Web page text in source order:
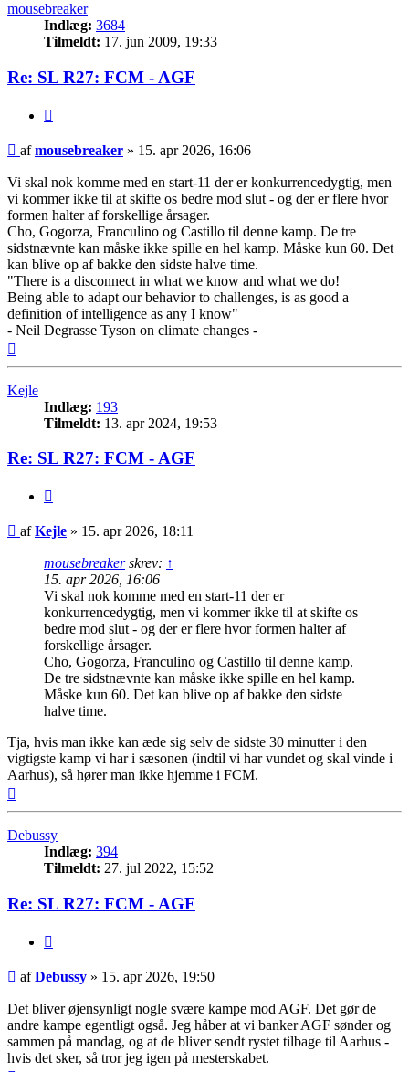
mousebreaker
Indlæg: 3684
Tilmeldt: 17. jun 2009, 19:33
Re: SL R27: FCM - AGF
Indlæg
afmousebreaker » 15. apr 2026, 16:06
Vi skal nok komme med en start-11 der er konkurrencedygtig, men
vi kommer ikke til at skifte os bedre mod slut - og der er flere hvor
formen halter af forskellige årsager.
Cho, Gogorza, Franculino og Castillo til denne kamp. De tre
sidstnævnte kan måske ikke spille en hel kamp. Måske kun 60. Det
kan blive op af bakke den sidste halve time.
"There is a disconnect in what we know and what we do!
Being able to adapt our behavior to challenges, is as good a
definition of intelligence as any I know"
- Neil Degrasse Tyson on climate changes -
Kejle
Indlæg: 193
Tilmeldt: 13. apr 2024, 19:53
Re: SL R27: FCM - AGF
Indlæg
afKejle » 15. apr 2026, 18:11
mousebreakerskrev: ↑
15. apr 2026, 16:06
Vi skal nok komme med en start-11 der er
konkurrencedygtig, men vi kommer ikke til at skifte os
bedre mod slut - og der er flere hvor formen halter af
forskellige årsager.
Cho, Gogorza, Franculino og Castillo til denne kamp.
De tre sidstnævnte kan måske ikke spille en hel kamp.
Måske kun 60. Det kan blive op af bakke den sidste
halve time.
Tja, hvis man ikke kan æde sig selv de sidste 30 minutter i den
vigtigste kamp vi har i sæsonen (indtil vi har vundet og skal vinde i
Aarhus), så hører man ikke hjemme i FCM.
Debussy
Indlæg: 394
Tilmeldt: 27. jul 2022, 15:52
Re: SL R27: FCM - AGF
Indlæg
afDebussy » 15. apr 2026, 19:50
Det bliver øjensynligt nogle svære kampe mod AGF. Det gør de
andre kampe egentligt også. Jeg håber at vi banker AGF sønder og
sammen på mandag, og at de bliver sendt rystet tilbage til Aarhus -
hvis det sker, så tror jeg igen på mesterskabet.